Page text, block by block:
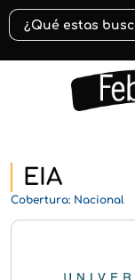
Buscar:
EIA
Cobertura: Nacional